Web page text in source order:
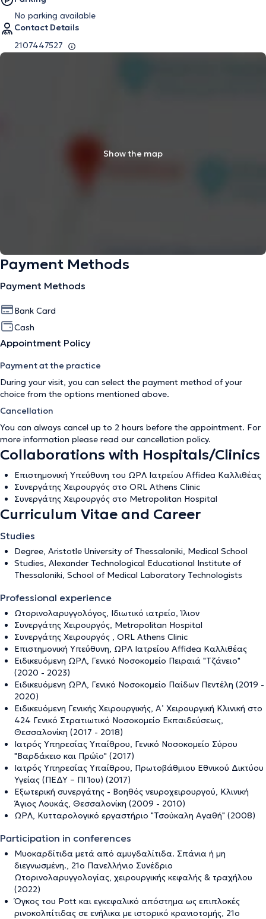
No parking available
Contact Details
2107447527
Show the map
Payment Methods
Payment Methods
Bank Card
Cash
Appointment Policy
Payment at the practice
During your visit, you can select the payment method of your
choice from the options mentioned above.
Cancellation
You can always cancel up to 2 hours before the appointment. For
more information please read our cancellation policy.
Collaborations with Hospitals/Clinics
Επιστημονική Υπεύθυνη του ΩΡΛ Ιατρείου Affidea Καλλιθέας
Συνεργάτης Χειρουργός στο ORL Athens Clinic
Συνεργάτης Χειρουργός στο Metropolitan Hospital
Curriculum Vitae and Career
Studies
Degree, Aristotle University of Thessaloniki, Medical School
Studies, Alexander Technological Educational Institute of
Thessaloniki, School of Medical Laboratory Technologists
Professional experience
Ωτορινολαρυγγολόγος, Ιδιωτικό ιατρείο, Ίλιον
Συνεργάτης Χειρουργός, Metropolitan Hospital
Συνεργάτης Χειρουργός , ORL Athens Clinic
Επιστημονική Υπεύθυνη, ΩΡΛ Ιατρείου Affidea Καλλιθέας
Ειδικευόμενη ΩΡΛ, Γενικό Νοσοκομείο Πειραιά "Τζάνειο"
(2020 - 2023)
Ειδικευόμενη ΩΡΛ, Γενικό Νοσοκομείο Παίδων Πεντέλη (2019 -
2020)
Ειδικευόμενη Γενικής Χειρουργικής, Α’ Χειρουργική Κλινική στο
424 Γενικό Στρατιωτικό Νοσοκομείο Εκπαιδεύσεως,
Θεσσαλονίκη (2017 - 2018)
Ιατρός Υπηρεσίας Υπαίθρου, Γενικό Νοσοκομείο Σύρου
"Βαρδάκειο και Πρώϊο" (2017)
Ιατρός Υπηρεσίας Υπαίθρου, Πρωτοβάθμιου Εθνικού Δικτύου
Υγείας (ΠΕΔΥ – ΠΙ Ίου) (2017)
Εξωτερική συνεργάτης - Βοηθός νευροχειρουργού, Κλινική
Άγιος Λουκάς, Θεσσαλονίκη (2009 - 2010)
ΩΡΛ, Κυτταρολογικό εργαστήριο "Τσούκαλη Αγαθή" (2008)
Participation in conferences
Μυοκαρδίτιδα μετά από αμυγδαλίτιδα. Σπάνια ή μη
διεγνωσμένη., 21ο Πανελλήνιο Συνέδριο
Ωτορινολαρυγγολογίας, χειρουργικής κεφαλής & τραχήλου
(2022)
Όγκος του Pott και εγκεφαλικό απόστημα ως επιπλοκές
ρινοκολπίτιδας σε ενήλικα με ιστορικό κρανιοτομής, 21ο